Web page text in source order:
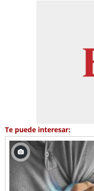
Te puede interesar: